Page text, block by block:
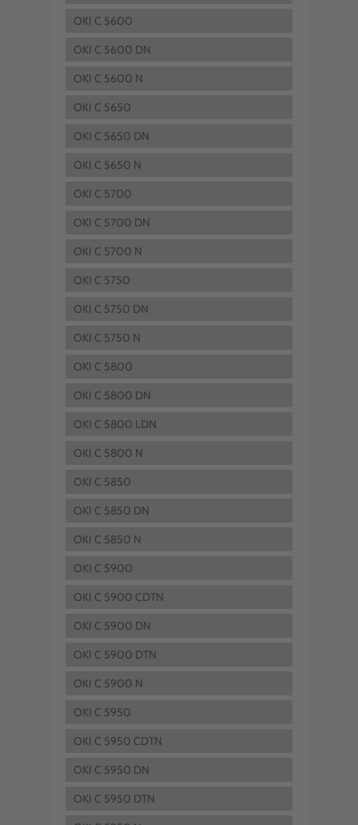
OKI C 5600
OKI C 5600 DN
OKI C 5600 N
OKI C 5650
OKI C 5650 DN
OKI C 5650 N
OKI C 5700
OKI C 5700 DN
OKI C 5700 N
OKI C 5750
OKI C 5750 DN
OKI C 5750 N
OKI C 5800
OKI C 5800 DN
OKI C 5800 LDN
OKI C 5800 N
OKI C 5850
OKI C 5850 DN
OKI C 5850 N
OKI C 5900
OKI C 5900 CDTN
OKI C 5900 DN
OKI C 5900 DTN
OKI C 5900 N
OKI C 5950
OKI C 5950 CDTN
OKI C 5950 DN
OKI C 5950 DTN